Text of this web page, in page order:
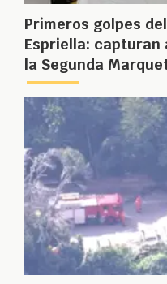
Primeros golpes
Espriella: capturan
la Segunda